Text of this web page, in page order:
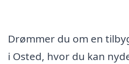
Drømmer du om en
i Osted, hvor du kan